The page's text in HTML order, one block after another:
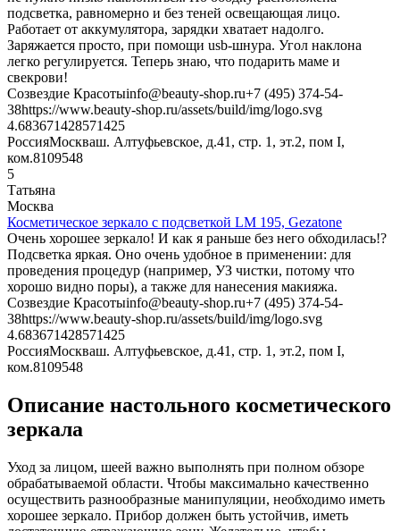
подсветка, равномерно и без теней освещающая лицо.
Работает от аккумулятора, зарядки хватает надолго.
Заряжается просто, при помощи usb-шнура. Угол наклона
легко регулируется. Теперь знаю, что подарить маме и
свекрови!
Созвездие Красотыinfo@beauty-shop.ru+7 (495) 374-54-
38https://www.beauty-shop.ru/assets/build/img/logo.svg
4.683671428571425
РоссияМоскваш. Алтуфьевское, д.41, стр. 1, эт.2, пом I,
ком.8109548
5
Татьяна
Москва
Косметическое зеркало с подсветкой LM 195, Gezatone
Очень хорошее зеркало! И как я раньше без него обходилась!?
Подсветка яркая. Оно очень удобное в применении: для
проведения процедур (например, УЗ чистки, потому что
хорошо видно поры), а также для нанесения макияжа.
Созвездие Красотыinfo@beauty-shop.ru+7 (495) 374-54-
38https://www.beauty-shop.ru/assets/build/img/logo.svg
4.683671428571425
РоссияМоскваш. Алтуфьевское, д.41, стр. 1, эт.2, пом I,
ком.8109548
Описание настольного косметического
зеркала
Уход за лицом, шеей важно выполнять при полном обзоре
обрабатываемой области. Чтобы максимально качественно
осуществить разнообразные манипуляции, необходимо иметь
хорошее зеркало. Прибор должен быть устойчив, иметь